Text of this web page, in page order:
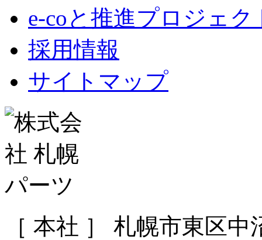
e-coと推進プロジェク
採用情報
サイトマップ
［ 本社 ］ 札幌市東区中